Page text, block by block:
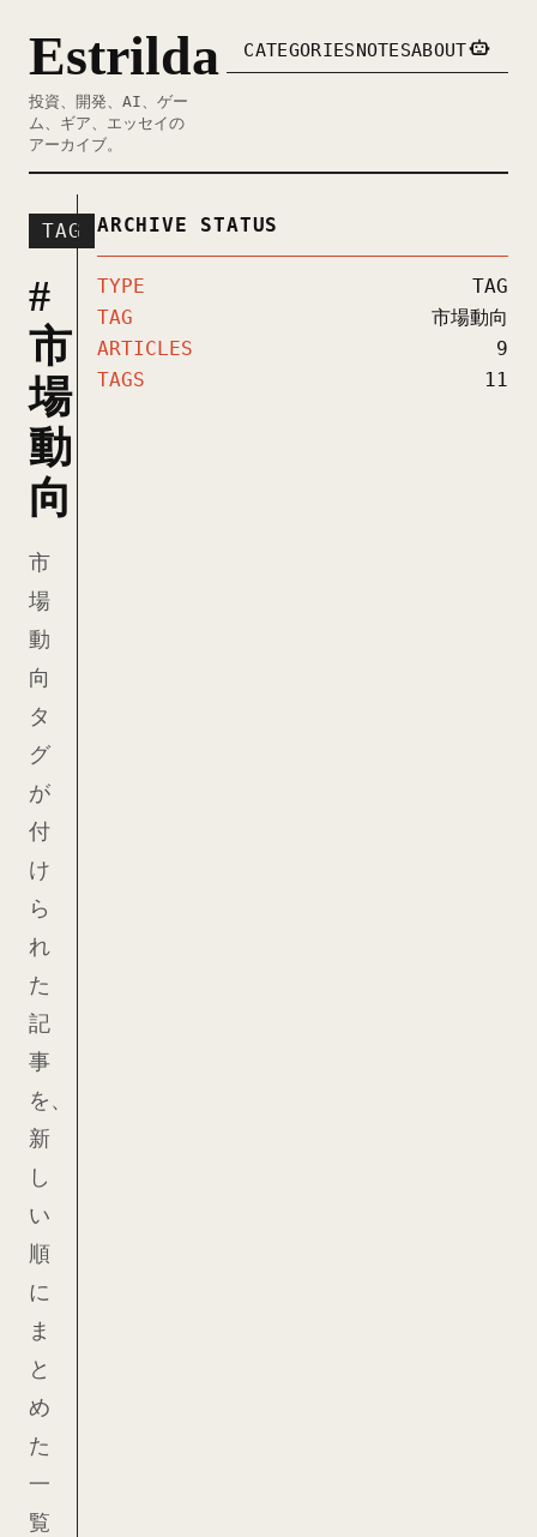
Estrilda CATEGORIESNOTESABOUT
投資、開発、AI、ゲー
ム、ギア、エッセイの
アーカイブ。
TAG
#
市
場
動
向
市
場
動
向
タ
グ
が
付
け
ら
れ
た
記
事
を、
新
し
い
順
に
ま
と
め
た
一
覧
ARCHIVE STATUS
TYPE
TAG
TAG
市場動向
ARTICLES
9
TAGS
11